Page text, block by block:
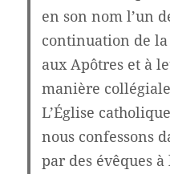
en son nom l’un
continuation de
aux Apôtres et à
manière
L’Église
nous confessons
par des évêques